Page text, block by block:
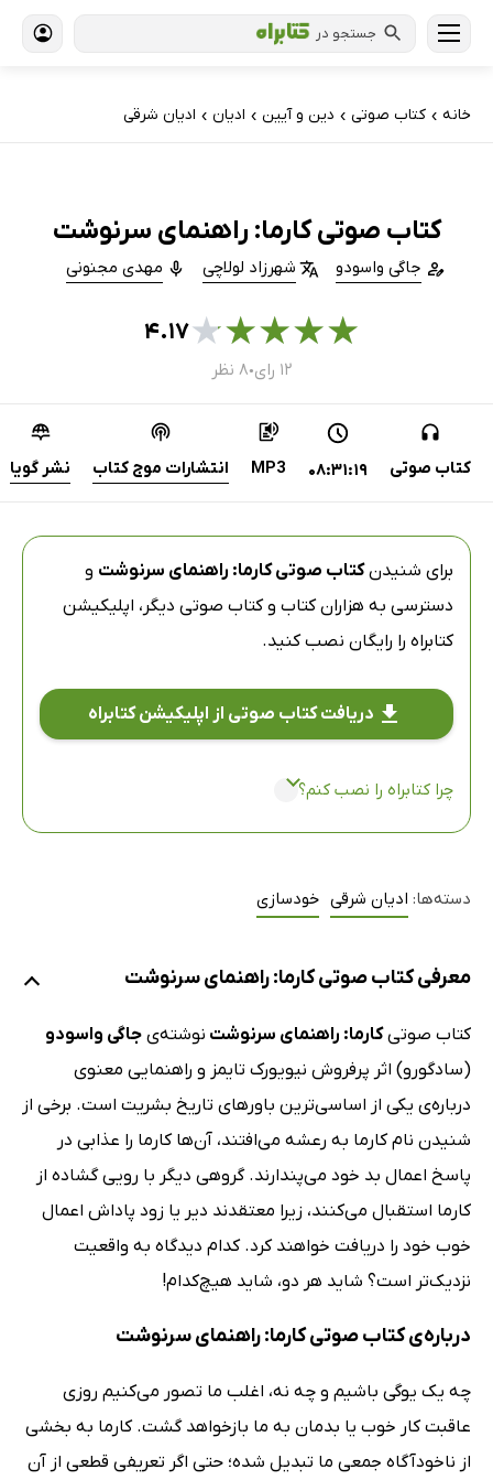
جستجو در
خانه › کتاب‌ صوتی › دین و آیین › ادیان › ادیان شرقی
کتاب صوتی کارما: راهنمای سرنوشت
جاگی واسودو شهرزاد لولاچی مهدی مجنونی
★
★
★
★
★۴.۱۷
۱۲ رای ● ۸ نظر
کتاب صوتی 08:31:19
MP3 انتشارات موج کتاب نشر گویا
برای شنیدنکتاب صوتی کارما: راهنمای سرنوشت و
دسترسی به هزاران کتاب و کتاب صوتی دیگر، اپلیکیشن
کتابراه را رایگان نصب کنید.
دریافت کتاب صوتی از اپلیکیشن کتابراه
چرا کتابراه را نصب کنم؟
دسته‌ها: ادیان شرقی خودسازی
معرفی کتاب صوتی کارما: راهنمای سرنوشت
کتاب صوتیکارما: راهنمای سرنوشت نوشته‌ی جاگی واسودو
(سادگورو) اثر پرفروش نیویورک تایمز و راهنمایی معنوی
درباره‌ی یکی از اساسی‌ترین باورهای تاریخ بشریت است. برخی از
شنیدن نام کارما به رعشه می‌افتند، آن‌ها کارما را عذابی در
پاسخ اعمال بد خود می‌پندارند. گروهی دیگر با رویی گشاده از
کارما استقبال می‌کنند، زیرا معتقدند دیر یا زود پاداش اعمال
خوب خود را دریافت خواهند کرد. کدام دیدگاه به واقعیت
نزدیک‌تر است؟ شاید هر دو، شاید هیچ‌کدام!
درباره‌ی کتاب صوتی کارما: راهنمای سرنوشت
چه یک یوگی باشیم و چه نه، اغلب ما تصور می‌کنیم روزی
عاقبت کار خوب یا بدمان به ما بازخواهد گشت. کارما به بخشی
از ناخودآگاه جمعی ما تبدیل شده؛ حتی اگر تعریفی قطعی از آن